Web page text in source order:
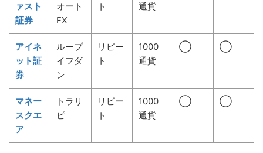
ァスト
証券
オート
FX
ト
通貨
アイネ
ット証
券
ループ
イフダ
ン
リピー
ト
1000
通貨
◯ ◯
マネー
スクエ
ア
トラリ
ピ
リピー
ト
1000
通貨
◯ ◯